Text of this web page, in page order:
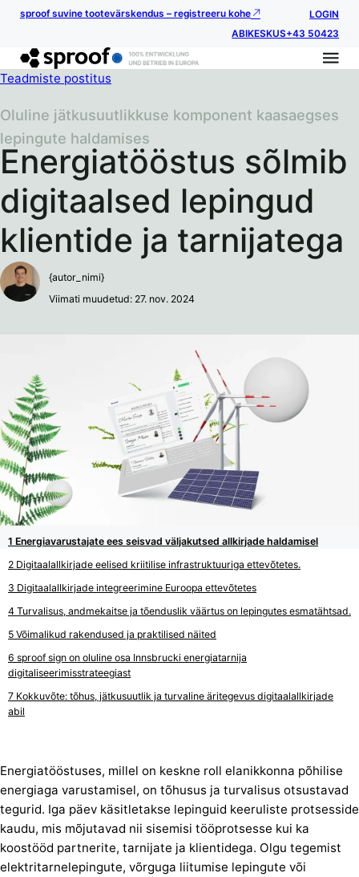
sproof suvine tootevärskendus – registreeru kohe
LOGIN
ABIKESKUS+43 50423
Teadmiste postitus
Energiatööstus sõlmib
digitaalsed lepingud
klientide ja tarnijatega
Oluline jätkusuutlikkuse komponent kaasaegses
lepingute haldamises
{autor_nimi}
Viimati muudetud: 27. nov. 2024
Energiavarustajate ees seisvad väljakutsed allkirjade haldamisel
Digitaalallkirjade eelised kriitilise infrastruktuuriga ettevõtetes.
Digitaalallkirjade integreerimine Euroopa ettevõtetes
Turvalisus, andmekaitse ja tõenduslik väärtus on lepingutes esmatähtsad.
Võimalikud rakendused ja praktilised näited
sproof sign on oluline osa Innsbrucki energiatarnija
digitaliseerimisstrateegiast
Kokkuvõte: tõhus, jätkusuutlik ja turvaline äritegevus digitaalallkirjade
abil
Energiatööstuses, millel on keskne roll elanikkonna põhilise
energiaga varustamisel, on tõhusus ja turvalisus otsustavad
tegurid. Iga päev käsitletakse lepinguid keeruliste protsesside
kaudu, mis mõjutavad nii sisemisi tööprotsesse kui ka
koostööd partnerite, tarnijate ja klientidega. Olgu tegemist
elektritarnelepingute, võrguga liitumise lepingute või